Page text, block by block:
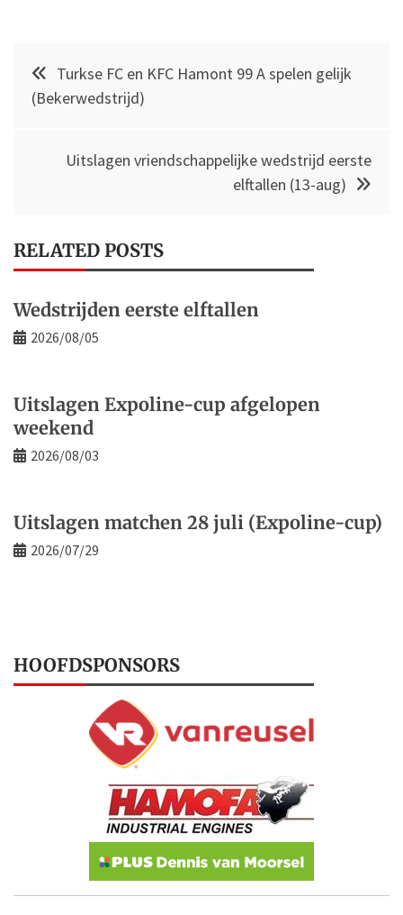
Post
navigation
Turkse FC en KFC Hamont 99 A spelen gelijk
(Bekerwedstrijd)
Uitslagen vriendschappelijke wedstrijd eerste
elftallen (13-aug)
RELATED POSTS
Wedstrijden eerste elftallen
2026/08/05
Uitslagen Expoline-cup afgelopen
weekend
2026/08/03
Uitslagen matchen 28 juli (Expoline-cup)
2026/07/29
HOOFDSPONSORS